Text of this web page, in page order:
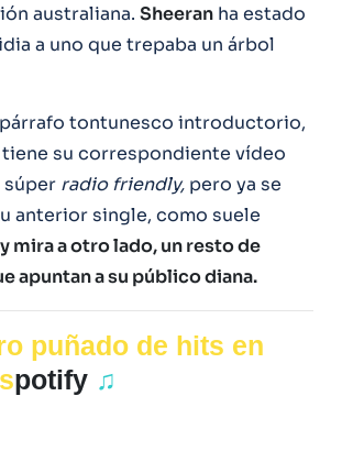
australiana. Sheeran ha estado
a uno que trepaba un árbol
párrafo tontunesco introductorio,
tiene su correspondiente vídeo
radio friendly, pero ya se
anterior single, como suele
mira a otro lado, un resto de
apuntan a su público diana.
puñado de hits en
potify ♫